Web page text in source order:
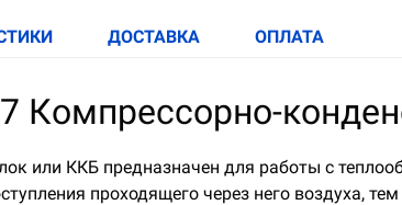
ДОСТАВКА ОПЛАТА
Компрессорно-
или ККБ предназначен для работы с
проходящего через него воздуха,